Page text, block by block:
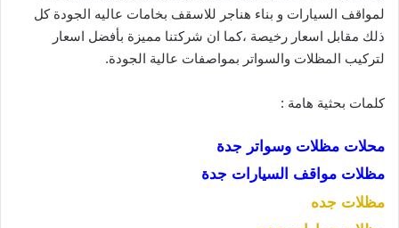
لمواقف السيارات و بناء هناجر للاسقف بخامات عاليه الجودة كل
ذلك مقابل اسعار رخيصة ،كما ان شركتنا مميزة بأفضل اسعار
لتركيب المظلات والسواتر بمواصفات عالية الجودة.
كلمات بحثية هامة :
محلات مظلات وسواتر جدة
مظلات مواقف السيارات جدة
مظلات جده